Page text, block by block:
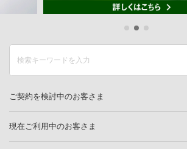
ご契約を検討中のお客さま
現在ご利用中のお客さま